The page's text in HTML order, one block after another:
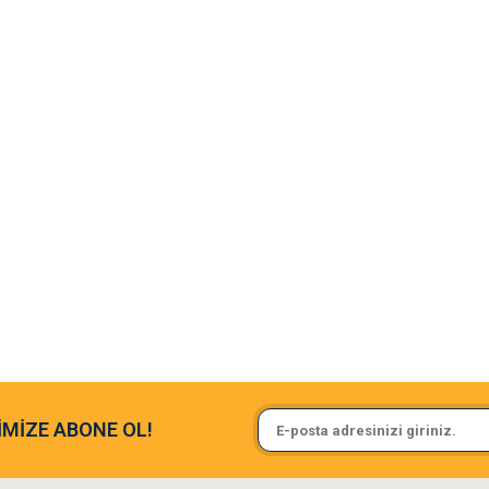
ve paketlemesine bayıldım
Sa**** On******
Pamuk için aradığım tüm
ABONE OL!